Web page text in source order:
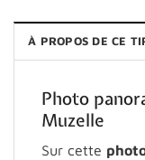
À PROPOS DE CE
Photo
Muzelle
Sur cette